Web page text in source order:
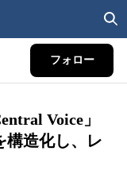
フォロー
Voice」
構造化し、レ